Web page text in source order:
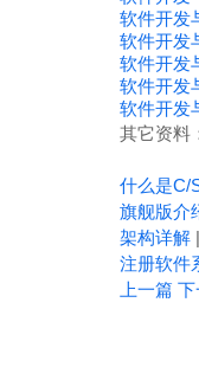
软件开发
软件开发
软件开发
软件开发
软件开发
其它资料
什么是C/
旗舰版介
架构详解 |
注册软件
上一篇 下